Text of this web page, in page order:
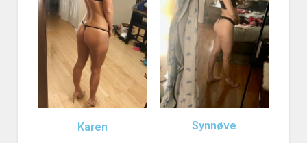
Karen Synnøve